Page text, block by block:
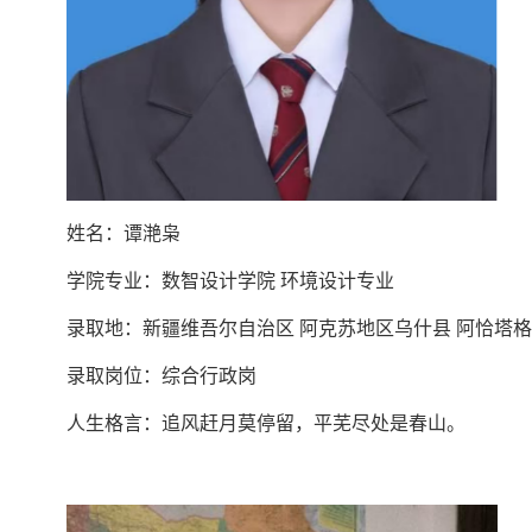
姓名：谭滟枭
学院专业：数智设计学院 环境设计专业
录取地：新疆维吾尔自治区 阿克苏地区乌什县 阿恰塔
录取岗位：综合行政岗
人生格言：追风赶月莫停留，平芜尽处是春山。